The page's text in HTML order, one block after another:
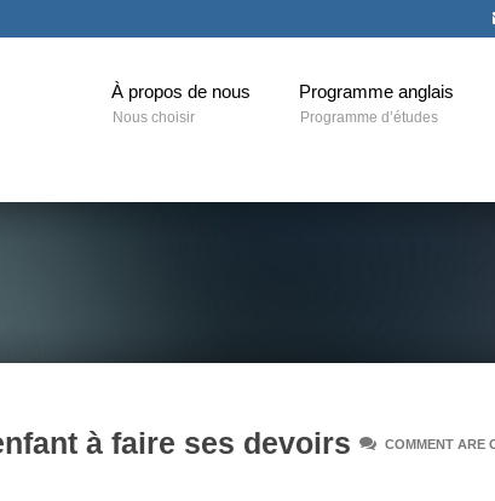
À propos de nous
Nous choisir
Programme anglais
Programme d’études
COMMENT ARE
à faire ses devoirs